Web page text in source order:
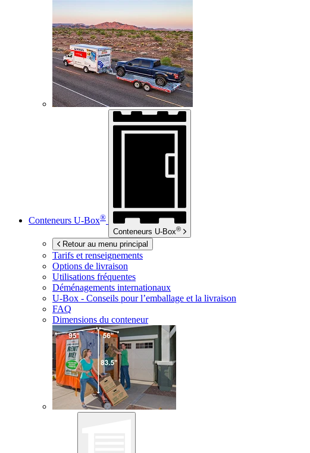
Conteneurs U-Box®
Conteneurs U-Box®
Retour au menu principal
Tarifs et renseignements
Options de livraison
Utilisations fréquentes
Déménagements internationaux
U-Box - Conseils pour l’emballage et la livraison
FAQ
Dimensions du conteneur